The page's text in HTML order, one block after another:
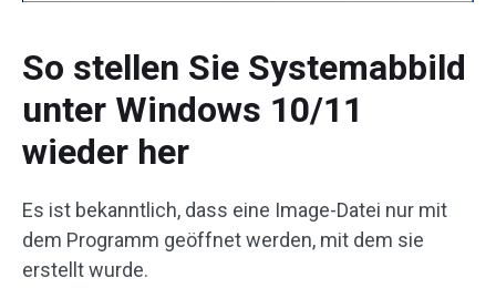
So stellen Sie Systemabbild
unter Windows 10/11
wieder her
Es ist bekanntlich, dass eine Image-Datei nur mit
dem Programm geöffnet werden, mit dem sie
erstellt wurde.